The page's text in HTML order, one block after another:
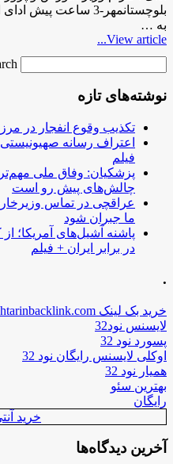
بلوچستانمهر-3 ساعت
به …
View article...
…
نوشته‌های تازه
تکذیب وقوع انفجار در
اعتراف رسانه صهیونیستی
فیلم
پزشکیان: وفاق ملی
چالش‌های پیش رو است
عراقچی در تماس
ما جبران شود
پاشنه آشیل‌های آمریکا؛
در برابر ایران + فیلم
.
خرید بک لینک behtarinbacklink.com
لایسنس نود32
پسورد نود 32
اوکلی لایسنس رایگان نود 32
همیار نود 32
بهترین سئو
رایگان
خرید
آخرین دیدگاه‌ها